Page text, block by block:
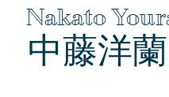
Nakato
中藤洋